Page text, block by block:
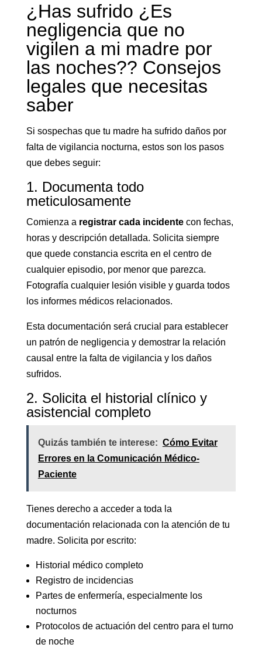
¿Has sufrido ¿Es
negligencia que no
vigilen a mi madre por
las noches?? Consejos
legales que necesitas
saber
Si sospechas que tu madre ha sufrido daños por
falta de vigilancia nocturna, estos son los pasos
que debes seguir:
1. Documenta todo
meticulosamente
Comienza a registrar cada incidentecon fechas,
horas y descripción detallada. Solicita siempre
que quede constancia escrita en el centro de
cualquier episodio, por menor que parezca.
Fotografía cualquier lesión visible y guarda todos
los informes médicos relacionados.
Esta documentación será crucial para establecer
un patrón de negligencia y demostrar la relación
causal entre la falta de vigilancia y los daños
sufridos.
2. Solicita el historial clínico y
asistencial completo
Quizás también te interese: Cómo Evitar
Errores en la Comunicación Médico-
Paciente
Tienes derecho a acceder a toda la
documentación relacionada con la atención de tu
madre. Solicita por escrito:
Historial médico completo
Registro de incidencias
Partes de enfermería, especialmente los
nocturnos
Protocolos de actuación del centro para el turno
de noche